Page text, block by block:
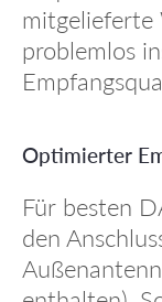
mitgelieferte
problemlos
Optimierter
Für besten
den